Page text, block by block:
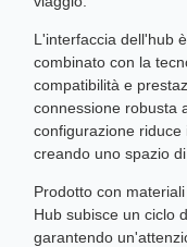
L'interfaccia dell'hub
combinato con la
compatibilità e
connessione robusta
configurazione riduce
creando uno spazio
Prodotto con
Hub subisce un ciclo
garantendo